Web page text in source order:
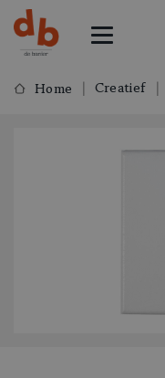
Home Creatief